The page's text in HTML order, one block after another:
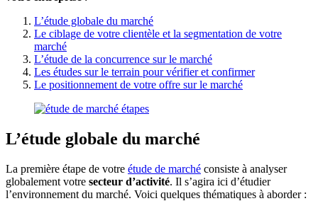
L’étude globale du marché
Le ciblage de votre clientèle et la segmentation de votre
marché
L’étude de la concurrence sur le marché
Les études sur le terrain pour vérifier et confirmer
Le positionnement de votre offre sur le marché
L’étude globale du marché
La première étape de votre étude de marché consiste à analyser
globalement votre secteur d’activité. Il s’agira ici d’étudier
l’environnement du marché. Voici quelques thématiques à aborder :